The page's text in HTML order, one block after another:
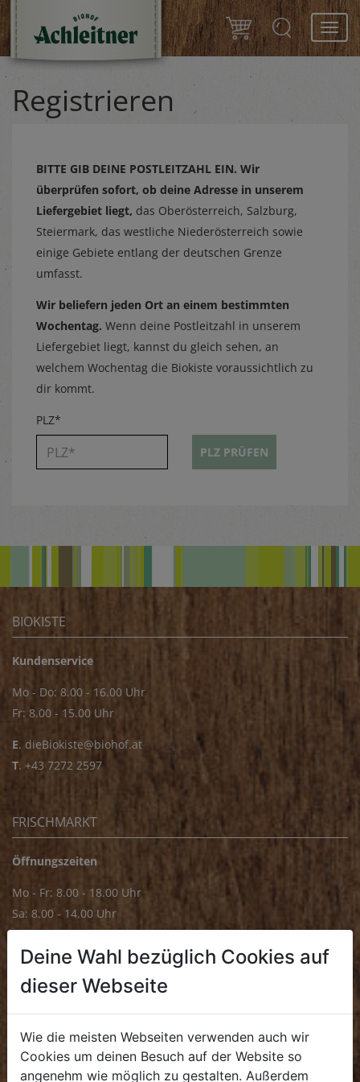
Registrieren
BITTE GIB DEINE POSTLEITZAHL EIN. Wir
überprüfen sofort, ob deine Adresse in unserem
Liefergebiet liegt, das Oberösterreich, Salzburg,
Steiermark, das westliche Niederösterreich sowie
einige Gebiete entlang der deutschen Grenze
umfasst.
Wir beliefern jeden Ort an einem bestimmten
Wochentag. Wenn deine Postleitzahl in unserem
Liefergebiet liegt, kannst du gleich sehen, an
welchem Wochentag die Biokiste voraussichtlich zu
dir kommt.
PLZ*
PLZ PRÜFEN
BIOKISTE
Kundenservice
Mo - Do: 8.00 - 16.00 Uhr
Fr: 8.00 - 15.00 Uhr
E. dieBiokiste@biohof.at
T. +43 7272 2597
FRISCHMARKT
Öffnungszeiten
Mo - Fr: 8.00 - 18.00 Uhr
Sa: 8.00 - 14.00 Uhr
Mo - Fr: 8.00 - 16.00 Uhr
. +43 7272 4859 70
Deine Wahl bezüglich Cookies auf
dieser Webseite
Wie die meisten Webseiten verwenden auch wir
Cookies um deinen Besuch auf der Website so
angenehm wie möglich zu gestalten. Außerdem